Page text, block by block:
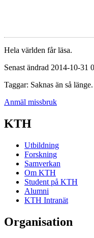
Hela världen får läsa.
Senast ändrad 2014-10-31
Taggar: Saknas än så länge.
Anmäl missbruk
KTH
Utbildning
Forskning
Samverkan
Om KTH
Student på KTH
Alumni
KTH Intranät
Organisation